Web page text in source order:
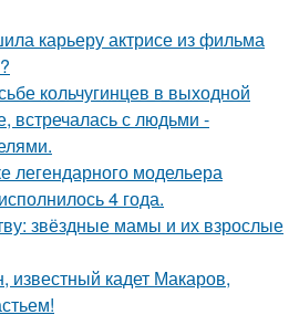
карьеру актрисе из фильма
кольчугинцев в выходной
встречалась с людьми -
легендарного модельера
4 года.
звёздные мамы и их взрослые
известный кадет Макаров,